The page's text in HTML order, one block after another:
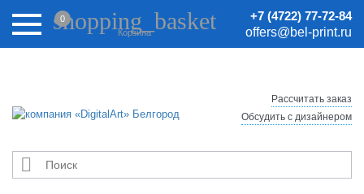
Внимание! Цены на сайте могут быть неактуальными.
Актуальные цены уточняйте у менеджеров.
+7 (4722) 77-72-84
offers@bel-print.ru
shopping_basket
Корзина
0

Рассчитать заказ
Обсудить с дизайнером